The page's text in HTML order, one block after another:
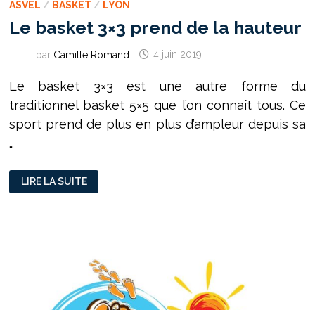
ASVEL / BASKET / LYON
Le basket 3×3 prend de la hauteur
par Camille Romand 4 juin 2019
Le basket 3×3 est une autre forme du
traditionnel basket 5×5 que l’on connaît tous. Ce
sport prend de plus en plus d’ampleur depuis sa
…
LE
BASKET
3×3
LIRE LA SUITE